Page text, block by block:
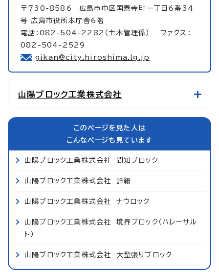
〒730-8586 広島市中区国泰寺町一丁目6番34
号 広島市役所本庁舎6階
電話：082-504-2282（土木管理係） ファクス：
082-504-2529
gikan@city.hiroshima.lg.jp
山陽ブロック工業株式会社
このページを見た人は
こんなページも見ています
山陽ブロック工業株式会社 間知ブロック
山陽ブロック工業株式会社 詳細
山陽ブロック工業株式会社 ナウロック
山陽ブロック工業株式会社 境界ブロック（ハレーサル
ト）
山陽ブロック工業株式会社 大型張りブロック